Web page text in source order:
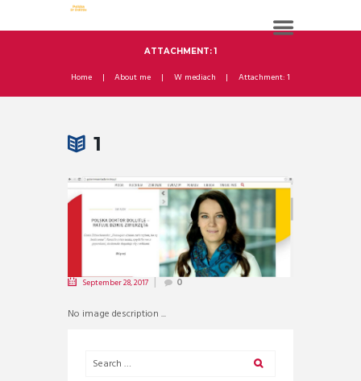
ATTACHMENT: 1
Home About me W mediach Attachment: 1
1
September 28, 2017 0
No image description ...